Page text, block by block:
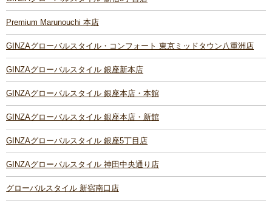
Premium Marunouchi 本店
GINZAグローバルスタイル・コンフォート 東京ミッドタウン八重洲店
GINZAグローバルスタイル 銀座新本店
GINZAグローバルスタイル 銀座本店・本館
GINZAグローバルスタイル 銀座本店・新館
GINZAグローバルスタイル 銀座5丁目店
GINZAグローバルスタイル 神田中央通り店
グローバルスタイル 新宿南口店